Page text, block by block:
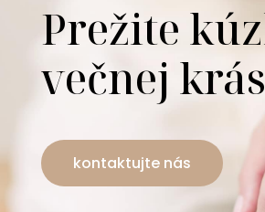
Prežite
večnej
kontaktujte nás